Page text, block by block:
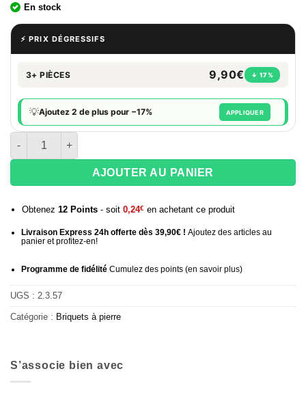
En stock
⚡ PRIX DÉGRESSIFS
3+ PIÈCES 9,90€ ↓ 17%
💡Ajoutez 2 de plus pour −17% APPLIQUER
quantité de Boite de 50 Briquets à pierre INK Animals
AJOUTER AU PANIER
Obtenez 12Points- soit 0,24€ en achetant ce produit
Livraison Express 24h offerte dès 39,90€ ! Ajoutez des articles au
panier et profitez-en!
Programme de fidélitéCumulez des points (en savoir plus)
UGS : 2.3.57
Catégorie : Briquets à pierre
S’associe bien avec